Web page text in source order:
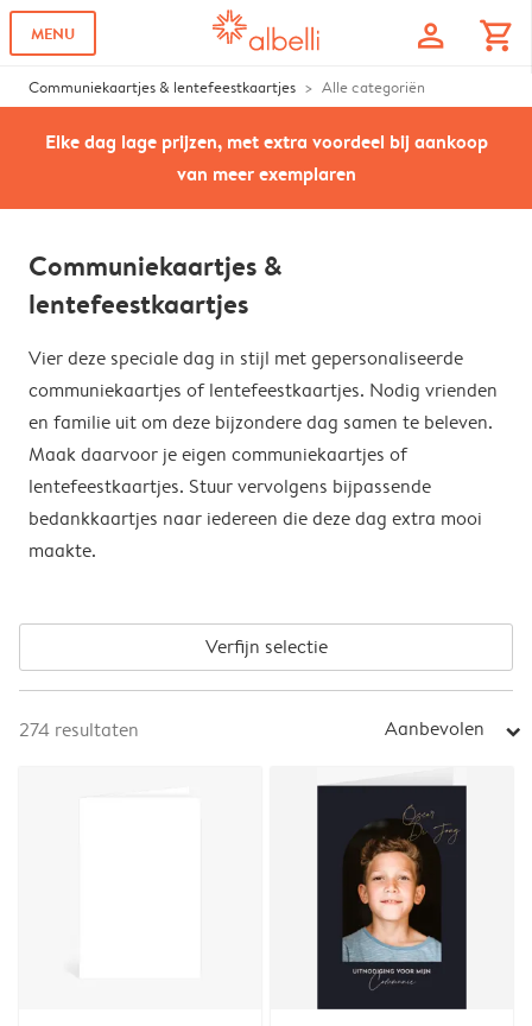
MENU profile shopping_cart
Communiekaartjes & lentefeestkaartjes Alle categoriën
Elke dag lage prijzen, met extra voordeel bij aankoop
van meer exemplaren
Communiekaartjes &
lentefeestkaartjes
Vier deze speciale dag in stijl met gepersonaliseerde
communiekaartjes of lentefeestkaartjes. Nodig vrienden
en familie uit om deze bijzondere dag samen te beleven.
Maak daarvoor je eigen communiekaartjes of
lentefeestkaartjes. Stuur vervolgens bijpassende
bedankkaartjes naar iedereen die deze dag extra mooi
maakte.
Verfijn selectie
274 resultaten Aanbevolen arrow_right